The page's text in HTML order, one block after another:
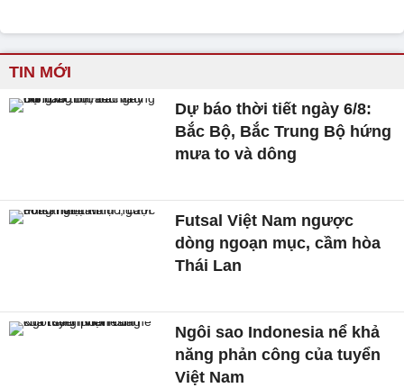
TIN MỚI
Dự báo thời tiết ngày 6/8:
Bắc Bộ, Bắc Trung Bộ hứng
mưa to và dông
Futsal Việt Nam ngược
dòng ngoạn mục, cầm hòa
Thái Lan
Ngôi sao Indonesia nể khả
năng phản công của tuyển
Việt Nam